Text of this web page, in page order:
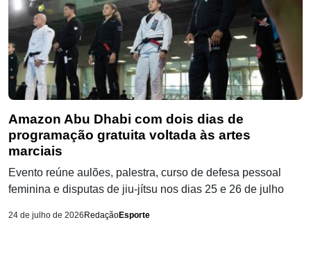
Amazon Abu Dhabi com dois dias de
programação gratuita voltada às artes
marciais
Evento reúne aulões, palestra, curso de defesa pessoal
feminina e disputas de jiu-jítsu nos dias 25 e 26 de julho
24 de julho de 2026 RedaçãoEsporte